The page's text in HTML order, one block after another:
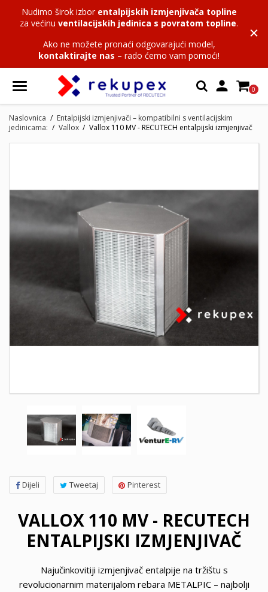
Nudimo širok izbor entalpijskih izmjenjivača topline
za većinu ventilacijskih jedinica s povratom topline.
Ako ne možete pronaći odgovarajući model,
kontaktirajte nas – rado ćemo vam pomoći!
 0
Naslovnica
Entalpijski izmjenjivači – kompatibilni s ventilacijskim
jedinicama:
Vallox Vallox 110 MV - RECUTECH entalpijski izmjenjivač
Dijeli Tweetaj Pinterest
VALLOX 110 MV - RECUTECH
ENTALPIJSKI IZMJENJIVAČ
Najučinkovitiji izmjenjivač entalpije na tržištu s
revolucionarnim materijalom rebara METALPIC – najbolji